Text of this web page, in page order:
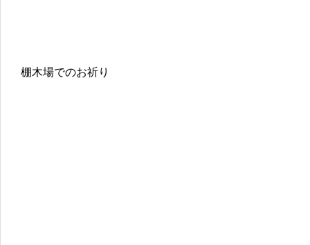
棚木場でのお祈り